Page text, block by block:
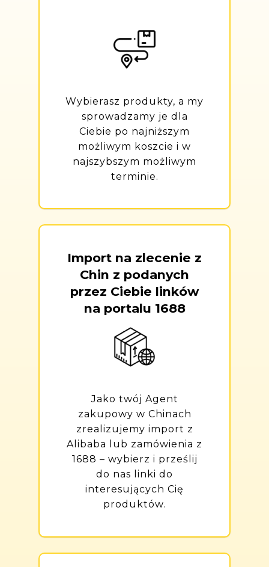
Wybierasz produkty, a my
sprowadzamy je dla
Ciebie po najniższym
możliwym koszcie i w
najszybszym możliwym
terminie.
Import na zlecenie z
Chin z podanych
przez Ciebie linków
na portalu 1688
Jako twój Agent
zakupowy w Chinach
zrealizujemy import z
Alibaba lub zamówienia z
1688 – wybierz i prześlij
do nas linki do
interesujących Cię
produktów.